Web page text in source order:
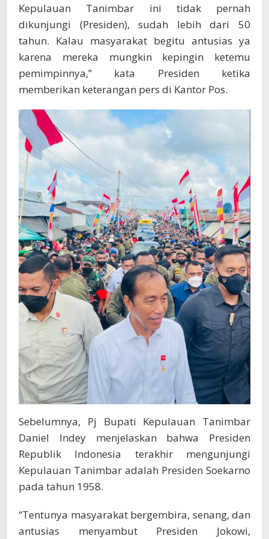
Kepulauan Tanimbar ini tidak pernah
dikunjungi (Presiden), sudah lebih dari 50
tahun. Kalau masyarakat begitu antusias ya
karena mereka mungkin kepingin ketemu
pemimpinnya,” kata Presiden ketika
memberikan keterangan pers di Kantor Pos.
Sebelumnya, Pj Bupati Kepulauan Tanimbar
Daniel Indey menjelaskan bahwa Presiden
Republik Indonesia terakhir mengunjungi
Kepulauan Tanimbar adalah Presiden Soekarno
pada tahun 1958.
“Tentunya masyarakat bergembira, senang, dan
antusias menyambut Presiden Jokowi,